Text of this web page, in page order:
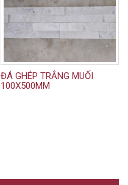
ĐÁ GHÉP TRẮNG MUỐI
100X500MM